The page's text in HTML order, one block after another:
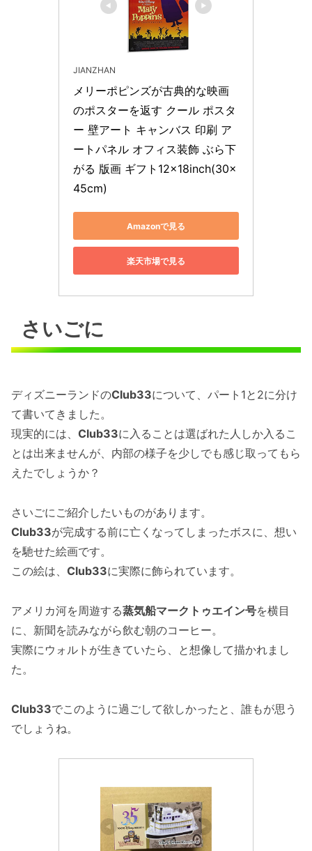
JIANZHAN
メリーポピンズが古典的な映画
のポスターを返す クール ポスタ
ー 壁アート キャンバス 印刷 ア
ートパネル オフィス装飾 ぶら下
がる 版画 ギフト12×18inch(30×
45cm)
Amazonで見る
楽天市場で見る
さいごに
ディズニーランドのClub33について、パート1と2に分け
て書いてきました。
現実的には、 Club33に入ることは選ばれた人しか入るこ
とは出来ませんが、内部の様子を少しでも感じ取ってもら
えたでしょうか？
さいごにご紹介したいものがあります。
Club33が完成する前に亡くなってしまったボスに、想い
を馳せた絵画です。
この絵は、 Club33に実際に飾られています。
アメリカ河を周遊する蒸気船マークトゥエイン号を横目
に、新聞を読みながら飲む朝のコーヒー。
実際にウォルトが生きていたら、と想像して描かれまし
た。
Club33でこのように過ごして欲しかったと、誰もが思う
でしょうね。